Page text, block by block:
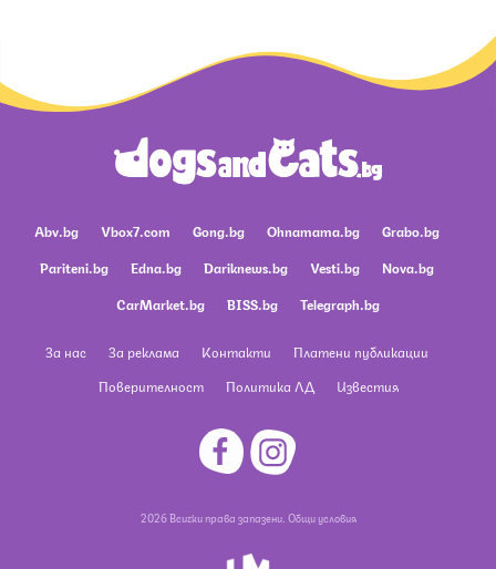
Abv.bg Vbox7.com Gong.bg Ohnamama.bg
Grabo.bg
Pariteni.bg
Edna.bg Dariknews.bg Vesti.bg
Nova.bg
CarMarket.bg
BISS.bg Telegraph.bg
За нас За реклама Контакти
Платени публикации
Поверителност
Политика ЛД Известия
2026 Всички права запазени. Общи условия